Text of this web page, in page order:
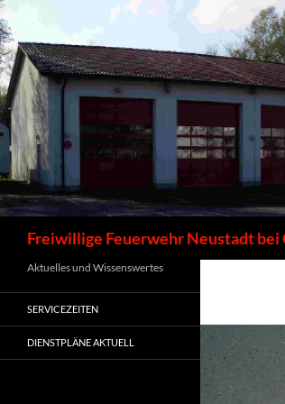
Zum
Inhalt
springen
Freiwillige Feuerwehr Neustadt bei
Aktuelles und Wissenswertes
SERVICEZEITEN
DIENSTPLÄNE AKTUELL